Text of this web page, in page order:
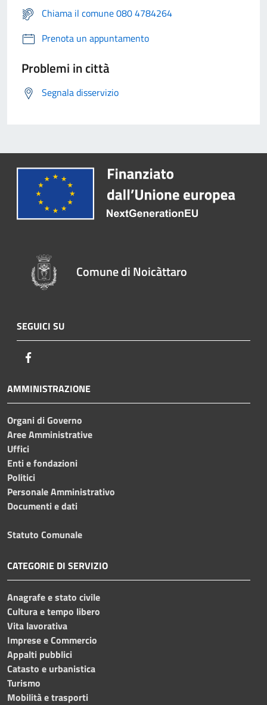
Chiama il comune 080 4784264
Prenota un appuntamento
Problemi in città
Segnala disservizio
Comune di Noicàttaro
SEGUICI SU
AMMINISTRAZIONE
Organi di Governo
Aree Amministrative
Uffici
Enti e fondazioni
Politici
Personale Amministrativo
Documenti e dati
Statuto Comunale
CATEGORIE DI SERVIZIO
Anagrafe e stato civile
Cultura e tempo libero
Vita lavorativa
Imprese e Commercio
Appalti pubblici
Catasto e urbanistica
Turismo
Mobilità e trasporti